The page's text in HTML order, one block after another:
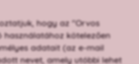
hogy az "Orvos
használatához kötelezően
adatait (az e-mail
nevet, amely utóbbi lehet